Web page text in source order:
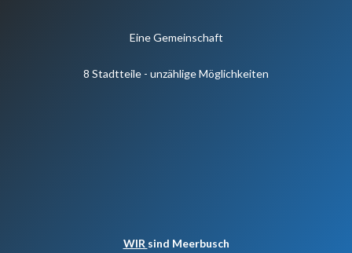
Eine Gemeinschaft
8 Stadtteile - unzählige Möglichkeiten
WIR sind Meerbusch